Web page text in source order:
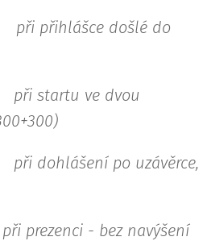
došlé do
ve dvou
po uzávěrce,
při prezenci - bez navýšení